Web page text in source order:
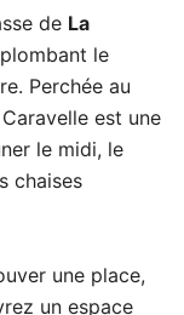
de La
le
Perchée au
est une
le midi, le
chaises
une place,
un espace